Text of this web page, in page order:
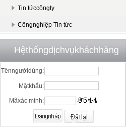
Tin tứccôngty
Côngnghiệp Tin tức
Hệthốngdịchvụkháchhàng
Tênngườidùng:
Mậtkhẩu:
Mãxác minh: